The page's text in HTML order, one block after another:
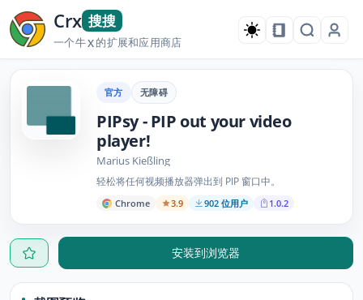
Crx 搜搜
一个牛X的扩展和应用商店
官方 无障碍
PIPsy - PIP out your video
player!
Marius Kießling
轻松将任何视频播放器弹出到 PIP 窗口中。
Chrome 3.9 902 位用户 1.0.2
安装到浏览器